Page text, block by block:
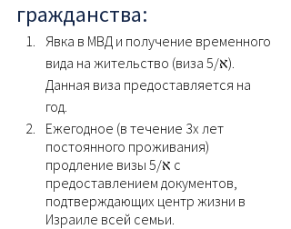
гражданства:
Явка в МВД и получение временного
вида на жительство (виза א/5).
Данная виза предоставляется на
год.
Ежегодное (в течение 3х лет
постоянного проживания)
продление визы א/5 с
предоставлением документов,
подтверждающих центр жизни в
Израиле всей семьи.